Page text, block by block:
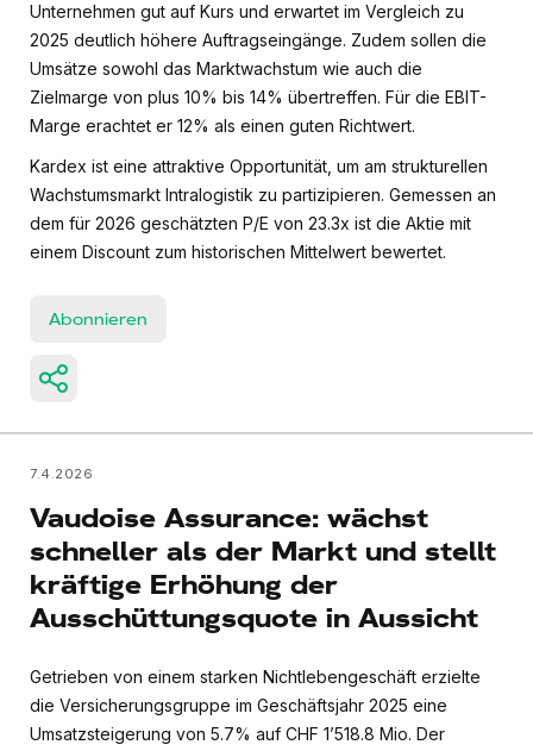
Unternehmen gut auf Kurs und erwartet im Vergleich zu
2025 deutlich höhere Auftragseingänge. Zudem sollen die
Umsätze sowohl das Marktwachstum wie auch die
Zielmarge von plus 10% bis 14% übertreffen. Für die EBIT-
Marge erachtet er 12% als einen guten Richtwert.
Kardex ist eine attraktive Opportunität, um am strukturellen
Wachstumsmarkt Intralogistik zu partizipieren. Gemessen an
dem für 2026 geschätzten P/E von 23.3x ist die Aktie mit
einem Discount zum historischen Mittelwert bewertet.
Abonnieren
7.4.2026
Vaudoise Assurance: wächst
schneller als der Markt und stellt
kräftige Erhöhung der
Ausschüttungsquote in Aussicht
Getrieben von einem starken Nichtlebengeschäft erzielte
die Versicherungsgruppe im Geschäftsjahr 2025 eine
Umsatzsteigerung von 5.7% auf CHF 1’518.8 Mio. Der